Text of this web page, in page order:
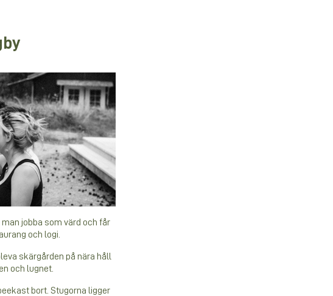
jobba som värd och får
och logi.
skärgården på nära håll
och lugnet.
bort. Stugorna ligger